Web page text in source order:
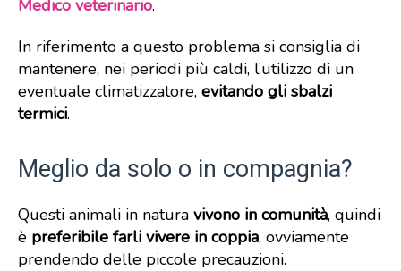
Medico veterinario.
In riferimento a questo problema si consiglia di
mantenere, nei periodi più caldi, l’utilizzo di un
eventuale climatizzatore, evitando gli sbalzi
termici.
Meglio da solo o in compagnia?
Questi animali in natura vivono in comunità, quindi
è preferibile farli vivere in coppia, ovviamente
prendendo delle piccole precauzioni.